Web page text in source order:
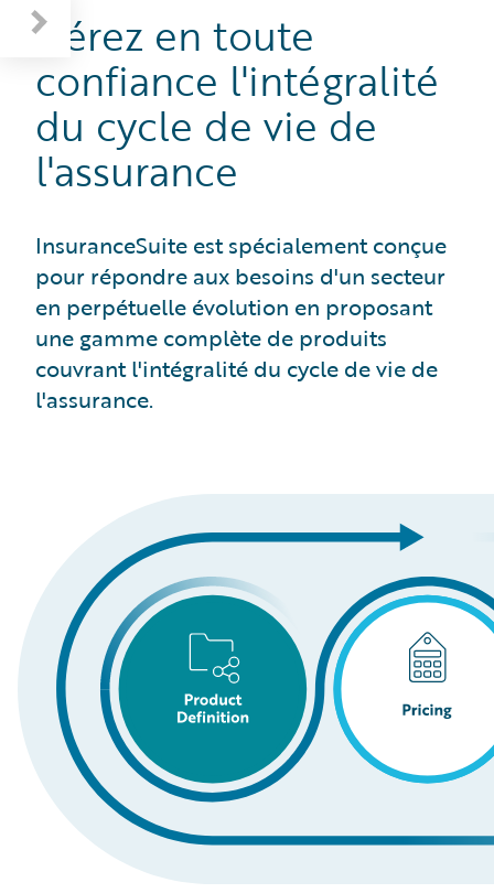
Gérez en toute
confiance l'intégralité
du cycle de vie de
l'assurance
InsuranceSuite est spécialement conçue
pour répondre aux besoins d'un secteur
en perpétuelle évolution en proposant
une gamme complète de produits
couvrant l'intégralité du cycle de vie de
l'assurance.